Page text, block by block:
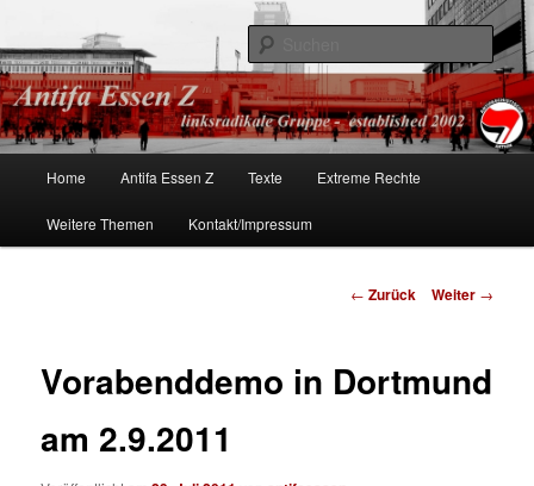
Antifa Essen
linksradikale Gruppe – established 2002
Zum
Inhalt
Home Antifa Essen Z Texte Extreme Rechte
Weitere Themen Kontakt/Impressum
Beitrags-
← Zurück Weiter →
Vorabenddemo in Dortmund
am 2.9.2011